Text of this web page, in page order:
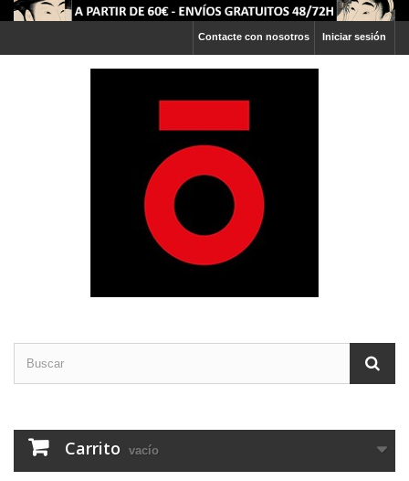
Iniciar sesión
Contacte con nosotros
Carrito vacío